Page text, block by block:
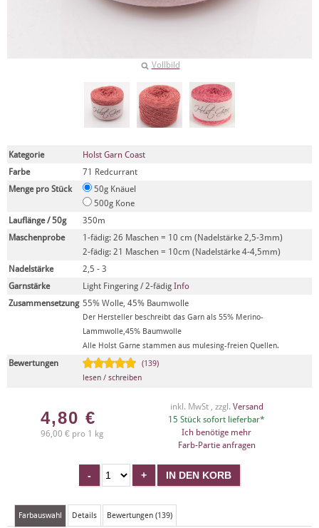
Vollbild
Kategorie
Holst Garn Coast
Farbe
71 Redcurrant
Menge pro Stück
50g Knäuel
500g Kone
Lauflänge / 50g
350m
Maschenprobe
1-fädig: 26 Maschen = 10 cm (Nadelstärke 2,5-3mm)
2-fädig: 21 Maschen = 10cm (Nadelstärke 4-4,5mm)
Nadelstärke
2,5 - 3
Garnstärke
Light Fingering / 2-fädig Info
Zusammensetzung 55% Wolle, 45% Baumwolle
Der Hersteller beschreibt das Garn als 55% Merino-
Lammwolle,45% Baumwolle
Alle Holst Garne stammen aus mulesing-freien Quellen.
Bewertungen
(139)
lesen / schreiben
4,80 €
96,00 € pro 1 kg
inkl. MwSt , zzgl. Versand
15 Stück sofort lieferbar*
Ich benötige mehr
Farb-Partie anfragen
Farbauswahl Details Bewertungen (139)